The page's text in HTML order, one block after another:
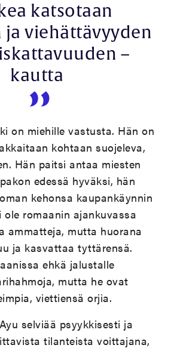
katsotaan
viehättävyyden
–
kautta
on miehille vastusta. Hän on
kohtaan suojeleva,
Hän paitsi antaa miesten
edessä hyväksi, hän
kehonsa kaupankäynnin
romaanin ajankuvassa
ammatteja, mutta huorana
ja kasvattaa tyttärensä.
ehkä jalustalle
mutta he ovat
viettiensä orjia.
selviää psyykkisesti ja
tilanteista voittajana,